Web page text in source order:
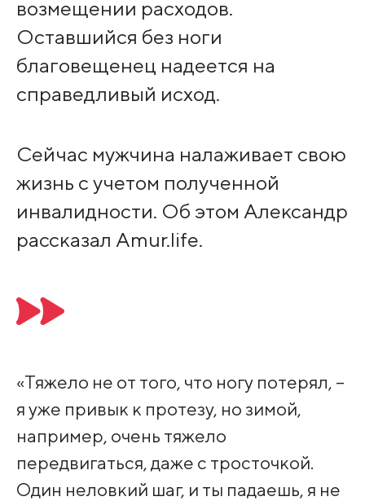
возмещении расходов.
Оставшийся без ноги
благовещенец надеется на
справедливый исход.
Сейчас мужчина налаживает свою
жизнь с учетом полученной
инвалидности. Об этом Александр
рассказал Amur.life.
«Тяжело не от того, что ногу потерял, –
я уже привык к протезу, но зимой,
например, очень тяжело
передвигаться, даже с тросточкой.
Один неловкий шаг, и ты падаешь, я не